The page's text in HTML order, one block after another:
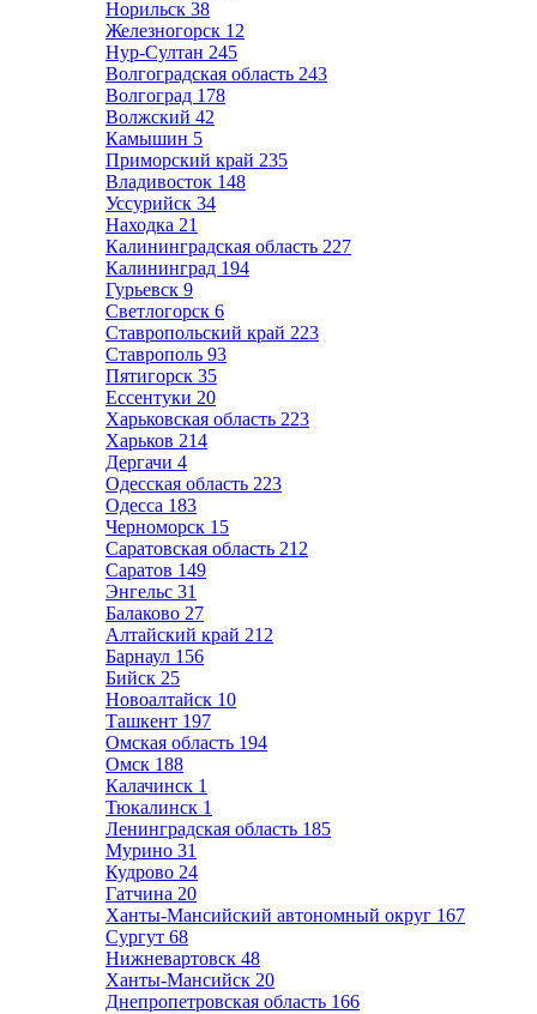
Норильск 38
Железногорск 12
Нур-Султан 245
Волгоградская область 243
Волгоград 178
Волжский 42
Камышин 5
Приморский край 235
Владивосток 148
Уссурийск 34
Находка 21
Калининградская область 227
Калининград 194
Гурьевск 9
Светлогорск 6
Ставропольский край 223
Ставрополь 93
Пятигорск 35
Ессентуки 20
Харьковская область 223
Харьков 214
Дергачи 4
Одесская область 223
Одесса 183
Черноморск 15
Саратовская область 212
Саратов 149
Энгельс 31
Балаково 27
Алтайский край 212
Барнаул 156
Бийск 25
Новоалтайск 10
Ташкент 197
Омская область 194
Омск 188
Калачинск 1
Тюкалинск 1
Ленинградская область 185
Мурино 31
Кудрово 24
Гатчина 20
Ханты-Мансийский автономный округ 167
Сургут 68
Нижневартовск 48
Ханты-Мансийск 20
Днепропетровская область 166